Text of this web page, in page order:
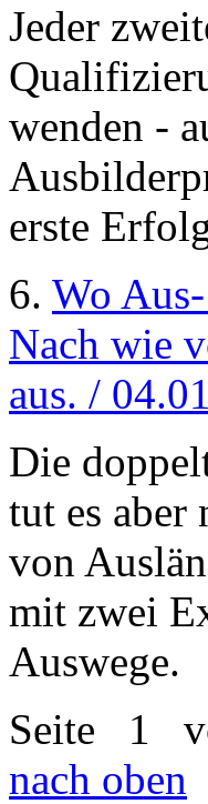
Jeder
wenden -
erste
6. Wo
Nach wie
aus. /
Die
tut es aber
von
mit zwei
Auswege.
Seite 1
nach oben